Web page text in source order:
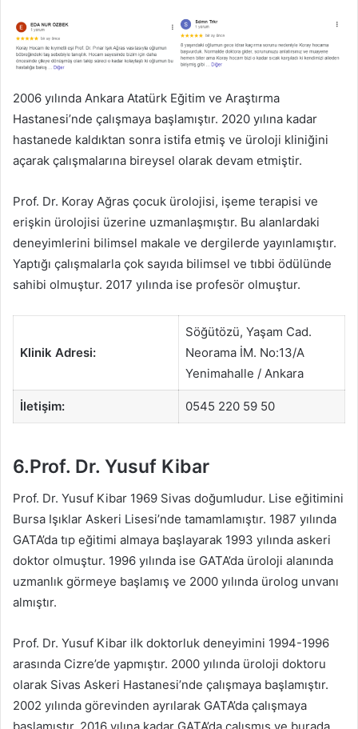
2006 yılında Ankara Atatürk Eğitim ve Araştırma
Hastanesi’nde çalışmaya başlamıştır. 2020 yılına kadar
hastanede kaldıktan sonra istifa etmiş ve üroloji kliniğini
açarak çalışmalarına bireysel olarak devam etmiştir.
Prof. Dr. Koray Ağras çocuk ürolojisi, işeme terapisi ve
erişkin ürolojisi üzerine uzmanlaşmıştır. Bu alanlardaki
deneyimlerini bilimsel makale ve dergilerde yayınlamıştır.
Yaptığı çalışmalarla çok sayıda bilimsel ve tıbbi ödülünde
sahibi olmuştur. 2017 yılında ise profesör olmuştur.
Klinik Adresi:
Söğütözü, Yaşam Cad.
Neorama İM. No:13/A
Yenimahalle / Ankara
İletişim: 0545 220 59 50
6.Prof. Dr. Yusuf Kibar
Prof. Dr. Yusuf Kibar 1969 Sivas doğumludur. Lise eğitimini
Bursa Işıklar Askeri Lisesi’nde tamamlamıştır. 1987 yılında
GATA’da tıp eğitimi almaya başlayarak 1993 yılında askeri
doktor olmuştur. 1996 yılında ise GATA’da üroloji alanında
uzmanlık görmeye başlamış ve 2000 yılında ürolog unvanı
almıştır.
Prof. Dr. Yusuf Kibar ilk doktorluk deneyimini 1994-1996
arasında Cizre’de yapmıştır. 2000 yılında üroloji doktoru
olarak Sivas Askeri Hastanesi’nde çalışmaya başlamıştır.
2002 yılında görevinden ayrılarak GATA’da çalışmaya